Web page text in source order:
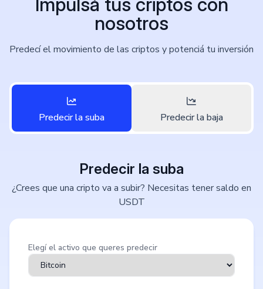
nosotros
Predecí el movimiento de las criptos y potenciá tu inversión
Predecir la suba Predecir la baja
Predecir la suba
¿Crees que una cripto va a subir? Necesitas tener saldo en
USDT
Elegí el activo que queres predecir